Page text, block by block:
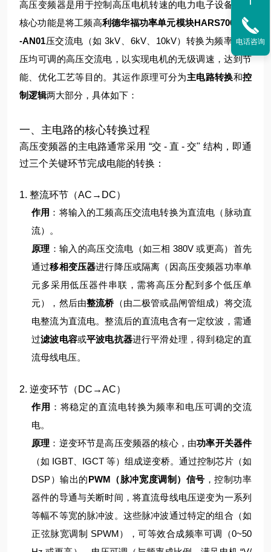
高压变频器是用于控制高压电机转速的电力电子设备，其
核心功能是将工频高利德华福功率单元模块HARS700/240
-AN01压交流电（如 3kV、6kV、10kV）转换为频率和电
压均可调的高压交流电，以实现电机的无级调速，达到节
能、优化工艺等目的。其运作原理可分为主电路转换和控
制逻辑两大部分，具体如下：
一、主电路的核心转换过程
高压变频器的主电路通常采用 “交 - 直 - 交" 结构，即通
过三个关键环节完成电能的转换：
1. 整流环节（AC→DC）
作用 ：将输入的工频高压交流电转换为直流电（脉动直
流）。
原理 ： 输入的高压交流电（如三相 380V 或更高）首先
通过移相变压器进行降压或隔离（因高压变频器功率单
元多采用低压器件串联，需将高压分配到多个低压单
元），然后由整流桥（由二极管或晶闸管组成）将交流
电整流为直流电。整流后的直流电含有一定纹波，需通
过滤波电容或平波电抗器进行平滑处理，得到稳定的直
流母线电压。
2. 逆变环节（DC→AC）
作用 ：将稳定的直流电转换为频率和电压可调的交流
电。
原理 ： 逆变环节是高压变频器的核心，由功率开关器件
（如 IGBT、IGCT 等）组成逆变桥。通过控制芯片（如
DSP）输出的PWM（脉冲宽度调制）信号 ，控制功率
器件的导通与关断时间，将直流母线电压逆变为一系列
等幅不等宽的脉冲波。 这些脉冲波通过特定的组合（如
正弦脉宽调制 SPWM），可等效合成频率可调（0~50
电话咨询